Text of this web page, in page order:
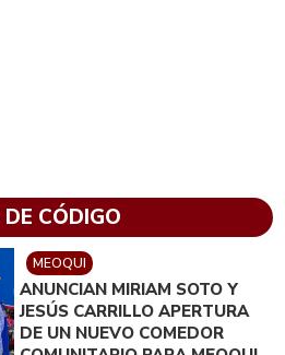
CÓDIGO
MEOQUI
ANUNCIAN MIRIAM SOTO Y
JESÚS CARRILLO APERTURA
DE UN NUEVO COMEDOR